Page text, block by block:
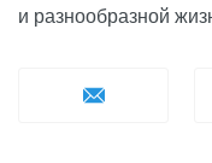
и разнообразной